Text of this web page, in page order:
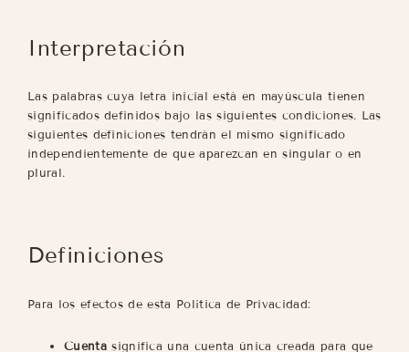
Interpretación
Las palabras cuya letra inicial está en mayúscula tienen
significados definidos bajo las siguientes condiciones. Las
siguientes definiciones tendrán el mismo significado
independientemente de que aparezcan en singular o en
plural.
Definiciones
Para los efectos de esta Política de Privacidad:
Cuentasignifica una cuenta única creada para que